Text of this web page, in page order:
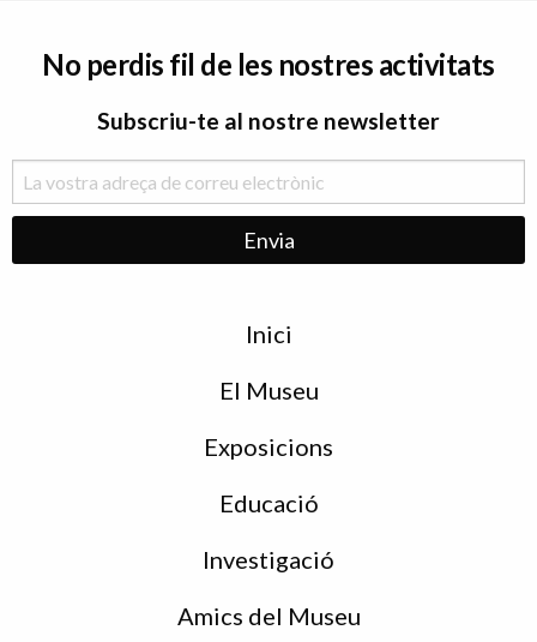
No perdis fil de les nostres activitats
Subscriu-te al nostre newsletter
Inici
El Museu
Exposicions
Educació
Investigació
Amics del Museu